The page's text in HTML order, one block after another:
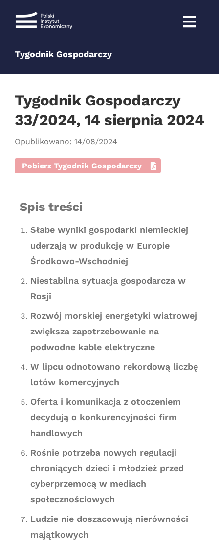
Tygodnik Gospodarczy
Tygodnik Gospodarczy
33/2024, 14 sierpnia 2024
Opublikowano: 14/08/2024
Pobierz Tygodnik Gospodarczy
Spis treści
Słabe wyniki gospodarki niemieckiej
uderzają w produkcję w Europie
Środkowo-Wschodniej
Niestabilna sytuacja gospodarcza w
Rosji
Rozwój morskiej energetyki wiatrowej
zwiększa zapotrzebowanie na
podwodne kable elektryczne
W lipcu odnotowano rekordową liczbę
lotów komercyjnych
Oferta i komunikacja z otoczeniem
decydują o konkurencyjności firm
handlowych
Rośnie potrzeba nowych regulacji
chroniących dzieci i młodzież przed
cyberprzemocą w mediach
społecznościowych
Ludzie nie doszacowują nierówności
majątkowych